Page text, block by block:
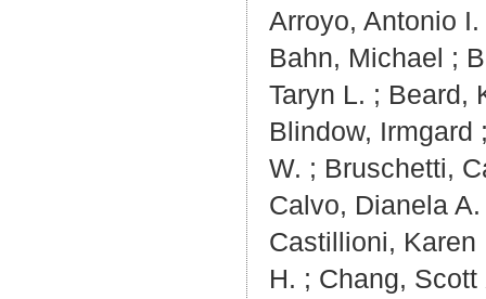
Arroyo, Antonio I.
Bahn, Michael ;
Taryn L. ; Beard,
Blindow, Irmgard
W. ; Bruschetti,
Calvo, Dianela A.
Castillioni, Karen
H. ; Chang, Scott